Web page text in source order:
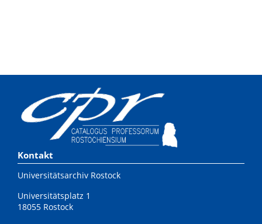
Kontakt
Universitätsarchiv Rostock
Universitätsplatz 1
18055 Rostock